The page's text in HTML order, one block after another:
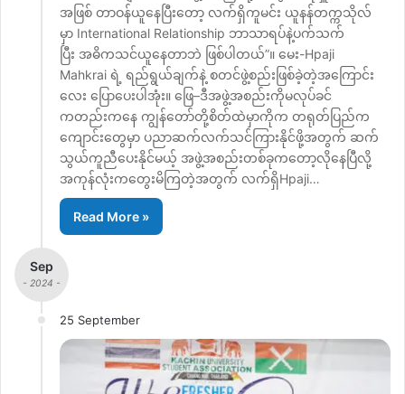
အဖြစ် တာဝန်ယူနေပြီးတော့ လက်ရှိကူမင်း ယူနန်တက္ကသိုလ်
မှာ International Relationship ဘာသာရပ်နဲ့ပက်သက်
ပြီး အဓိကသင်ယူနေတာဘဲ ဖြစ်ပါတယ်”။ မေး-Hpaji
Mahkrai ရဲ့ ရည်ရွယ်ချက်နဲ့ စတင်ဖွဲ့စည်းဖြစ်ခဲ့တဲ့အကြောင်း
လေး ပြောပေးပါအုံး။ ဖြေ–ဒီအဖွဲ့အစည်းကိုမလုပ်ခင်
ကတည်းကနေ ကျွန်တော်တို့စိတ်ထဲမှာကိုက တရုတ်ပြည်က
ကျောင်းတွေမှာ ပညာဆက်လက်သင်ကြားနိုင်ဖို့အတွက် ဆက်
သွယ်ကူညီပေးနိုင်မယ့် အဖွဲ့အစည်းတစ်ခုကတော့လိုနေပြီလို့
အကုန်လုံးကတွေးမိကြတဲ့အတွက် လက်ရှိHpaji…
Read More »
Sep
- 2024 -
25 September